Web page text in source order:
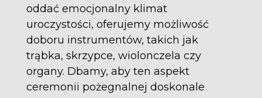
oddać emocjonalny klimat
uroczystości, oferujemy możliwość
doboru instrumentów, takich jak
trąbka, skrzypce, wiolonczela czy
organy. Dbamy, aby ten aspekt
ceremonii pożegnalnej doskonale